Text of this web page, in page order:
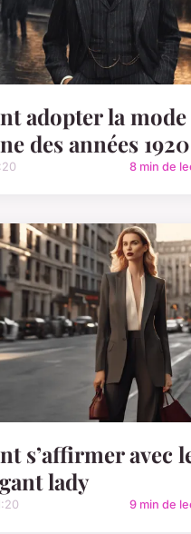
adopter la mode
des années
8 min de
s’affirmer avec
lady
9 min de